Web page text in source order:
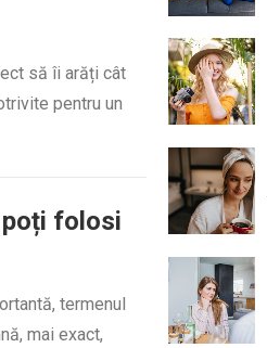
să îi arăți cât
pentru un
folosi
termenul
mai exact,